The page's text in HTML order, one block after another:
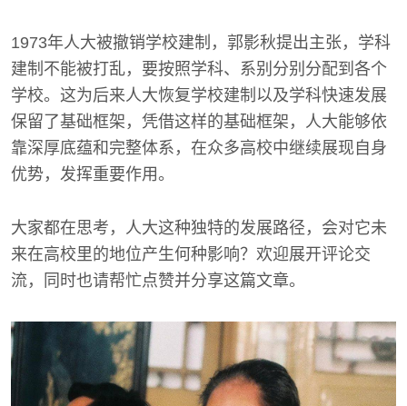
1973年人大被撤销学校建制，郭影秋提出主张，学科
建制不能被打乱，要按照学科、系别分别分配到各个
学校。这为后来人大恢复学校建制以及学科快速发展
保留了基础框架，凭借这样的基础框架，人大能够依
靠深厚底蕴和完整体系，在众多高校中继续展现自身
优势，发挥重要作用。
大家都在思考，人大这种独特的发展路径，会对它未
来在高校里的地位产生何种影响？欢迎展开评论交
流，同时也请帮忙点赞并分享这篇文章。